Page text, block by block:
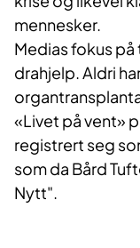
mennesker.
Medias fokus
drahjelp. Aldri
«Livet på vent»
registrert seg
som da Bård
Nytt".